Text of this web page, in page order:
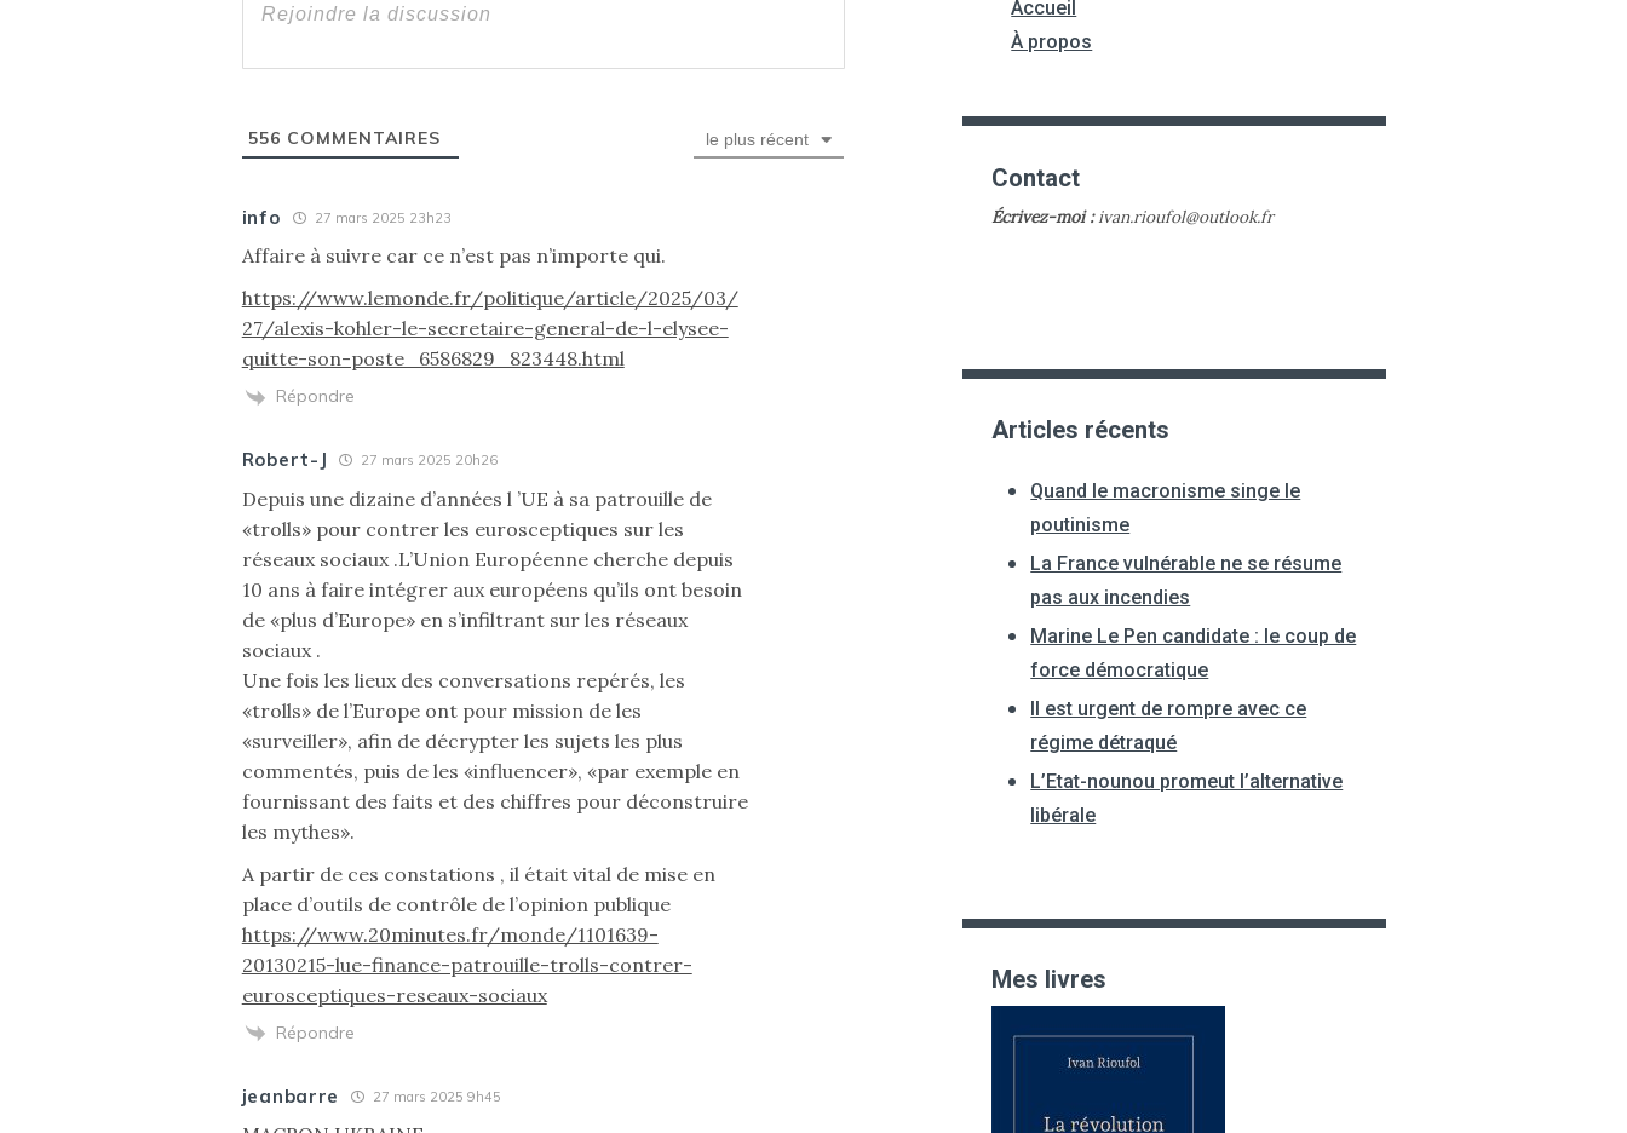
556 COMMENTAIRES le plus récent
info 27 mars 2025 23h23
Affaire à suivre car ce n’est pas n’importe qui.
https://www.lemonde.fr/politique/article/2025/03/
27/alexis-kohler-le-secretaire-general-de-l-elysee-
quitte-son-poste_6586829_823448.html
Répondre
Robert-J 27 mars 2025 20h26
Depuis une dizaine d’années l ’UE à sa patrouille de
«trolls» pour contrer les eurosceptiques sur les
réseaux sociaux .L’Union Européenne cherche depuis
10 ans à faire intégrer aux européens qu’ils ont besoin
de «plus d’Europe» en s’infiltrant sur les réseaux
sociaux .
Une fois les lieux des conversations repérés, les
«trolls» de l’Europe ont pour mission de les
«surveiller», afin de décrypter les sujets les plus
commentés, puis de les «influencer», «par exemple en
fournissant des faits et des chiffres pour déconstruire
les mythes».
A partir de ces constations , il était vital de mise en
place d’outils de contrôle de l’opinion publique
https://www.20minutes.fr/monde/1101639-
20130215-lue-finance-patrouille-trolls-contrer-
eurosceptiques-reseaux-sociaux
Répondre
jeanbarre 27 mars 2025 9h45
Accueil
À propos
Contact
Écrivez-moi :ivan.rioufol@outlook.fr
Articles récents
Quand le macronisme singe le
poutinisme
La France vulnérable ne se résume
pas aux incendies
Marine Le Pen candidate : le coup de
force démocratique
Il est urgent de rompre avec ce
régime détraqué
L’Etat-nounou promeut l’alternative
libérale
Mes livres